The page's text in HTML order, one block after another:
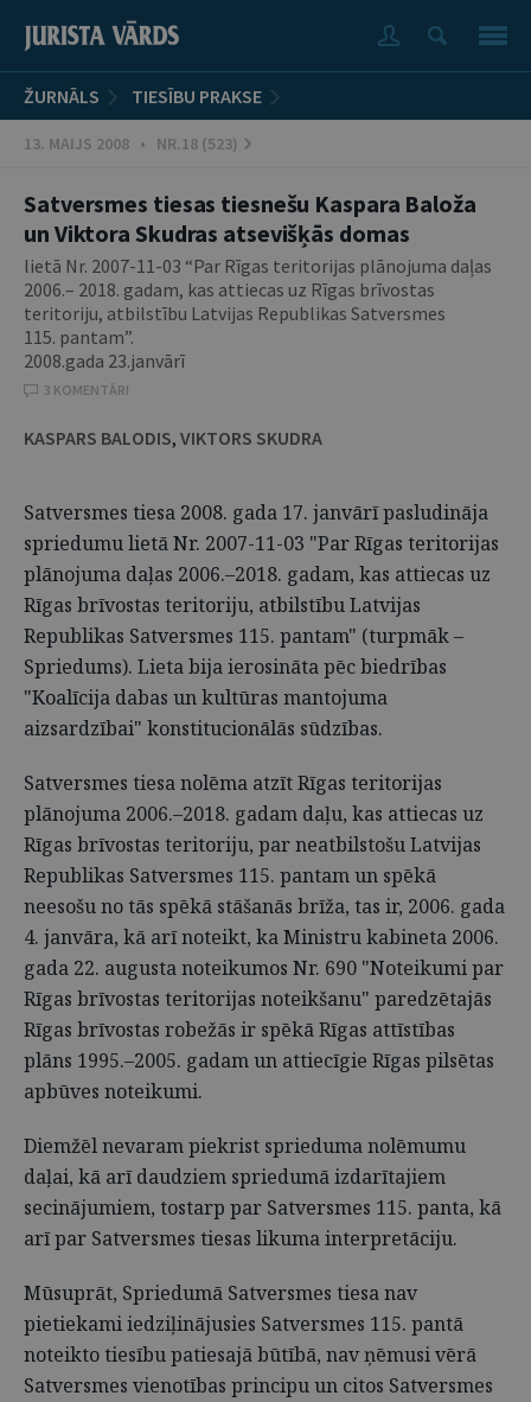
ŽURNĀLS TIESĪBU PRAKSE
13. MAIJS 2008 • NR.18 (523)
Satversmes tiesas tiesnešu Kaspara Baloža
un Viktora Skudras atsevišķās domas
lietā Nr. 2007-11-03 “Par Rīgas teritorijas plānojuma daļas
2006.– 2018. gadam, kas attiecas uz Rīgas brīvostas
teritoriju, atbilstību Latvijas Republikas Satversmes
115. pantam”.
2008.gada 23.janvārī
3 KOMENTĀRI
KASPARS BALODIS, VIKTORS SKUDRA
Satversmes tiesa 2008. gada 17. janvārī pasludināja
spriedumu lietā Nr. 2007-11-03 "Par Rīgas teritorijas
plānojuma daļas 2006.–2018. gadam, kas attiecas uz
Rīgas brīvostas teritoriju, atbilstību Latvijas
Republikas Satversmes 115. pantam" (turpmāk –
Spriedums). Lieta bija ierosināta pēc biedrības
"Koalīcija dabas un kultūras mantojuma
aizsardzībai" konstitucionālās sūdzības.
Satversmes tiesa nolēma atzīt Rīgas teritorijas
plānojuma 2006.–2018. gadam daļu, kas attiecas uz
Rīgas brīvostas teritoriju, par neatbilstošu Latvijas
Republikas Satversmes 115. pantam un spēkā
neesošu no tās spēkā stāšanās brīža, tas ir, 2006. gada
4. janvāra, kā arī noteikt, ka Ministru kabineta 2006.
gada 22. augusta noteikumos Nr. 690 "Noteikumi par
Rīgas brīvostas teritorijas noteikšanu" paredzētajās
Rīgas brīvostas robežās ir spēkā Rīgas attīstības
plāns 1995.–2005. gadam un attiecīgie Rīgas pilsētas
apbūves noteikumi.
Diemžēl nevaram piekrist sprieduma nolēmumu
daļai, kā arī daudziem spriedumā izdarītajiem
secinājumiem, tostarp par Satversmes 115. panta, kā
arī par Satversmes tiesas likuma interpretāciju.
Mūsuprāt, Spriedumā Satversmes tiesa nav
pietiekami iedziļinājusies Satversmes 115. pantā
noteikto tiesību patiesajā būtībā, nav ņēmusi vērā
Satversmes vienotības principu un citos Satversmes